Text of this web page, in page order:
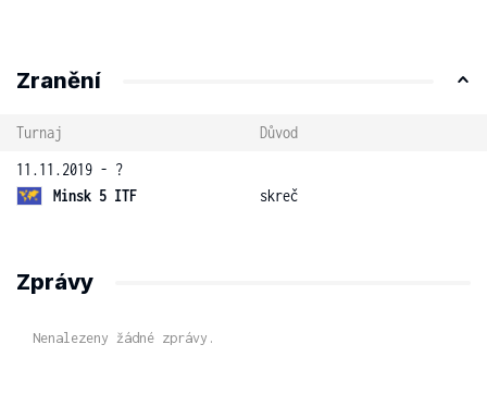
Zranění
Turnaj
Důvod
11.11.2019 - ?
Minsk 5 ITF
skreč
Zprávy
Nenalezeny žádné zprávy.